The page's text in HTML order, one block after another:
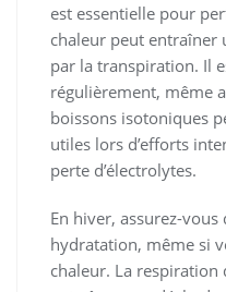
est essentielle pour
chaleur peut entraîner
par la transpiration. Il
régulièrement, même
boissons isotoniques
utiles lors d’efforts
perte d’électrolytes.
En hiver, assurez-
hydratation, même si
chaleur. La respiration